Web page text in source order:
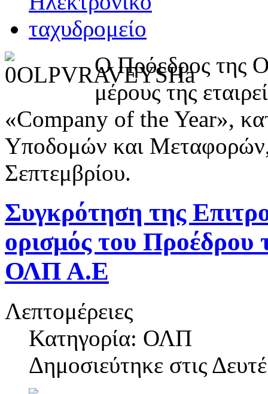
Ο Πρόεδρος της
μέρους της
«Company of the Year»,
Υποδομών και
Σεπτεμβρίου.
Συγκρότηση της
ορισμός του
ΟΛΠ Α.Ε
Λεπτομέρειες
Κατηγορία: ΟΛΠ
Δημοσιεύτηκε στις